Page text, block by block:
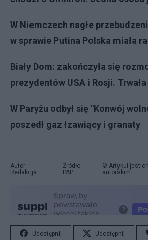
W Niemczech nagłe
w sprawie Putina Polska miała
Biały Dom: zakończyła się
prezydentów USA i Rosji.
W Paryżu odbył się "Konwój
poszedł gaz łzawiący i granaty
Autor:
Redakcja
Źródło:
PAP
© Artykuł jest
autorskim.
Udostępnij Udostępnij